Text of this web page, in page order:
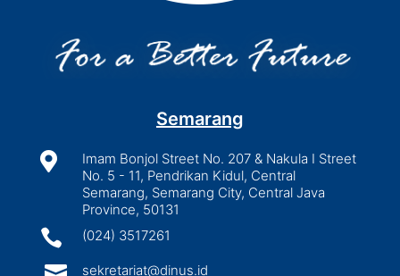
Semarang

Imam Bonjol Street No. 207 & Nakula I Street
No. 5 - 11, Pendrikan Kidul, Central
Semarang, Semarang City, Central Java
Province, 50131
 (024) 3517261
sekretariat@dinus.id